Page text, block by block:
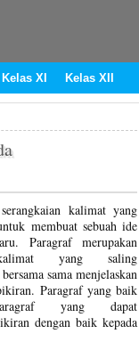
Kelas XI Kelas XII
kalimat yang
membuat sebuah ide
Paragraf merupakan
yang saling
sama menjelaskan
Paragraf yang baik
yang dapat
dengan baik kepada